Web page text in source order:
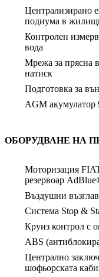
Централизирано
подиума в
Контролен
вода
Мрежа за прясна
натиск
Подготовка за
AGM акумулатор
ОБОРУДВАНЕ НА
Моторизация
резервоар
Въздушни
Система Stop &
Круиз контрол с
ABS
Централно
шофьорската